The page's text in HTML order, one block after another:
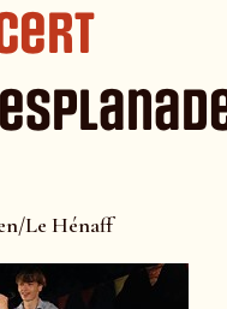
Le Hénaff